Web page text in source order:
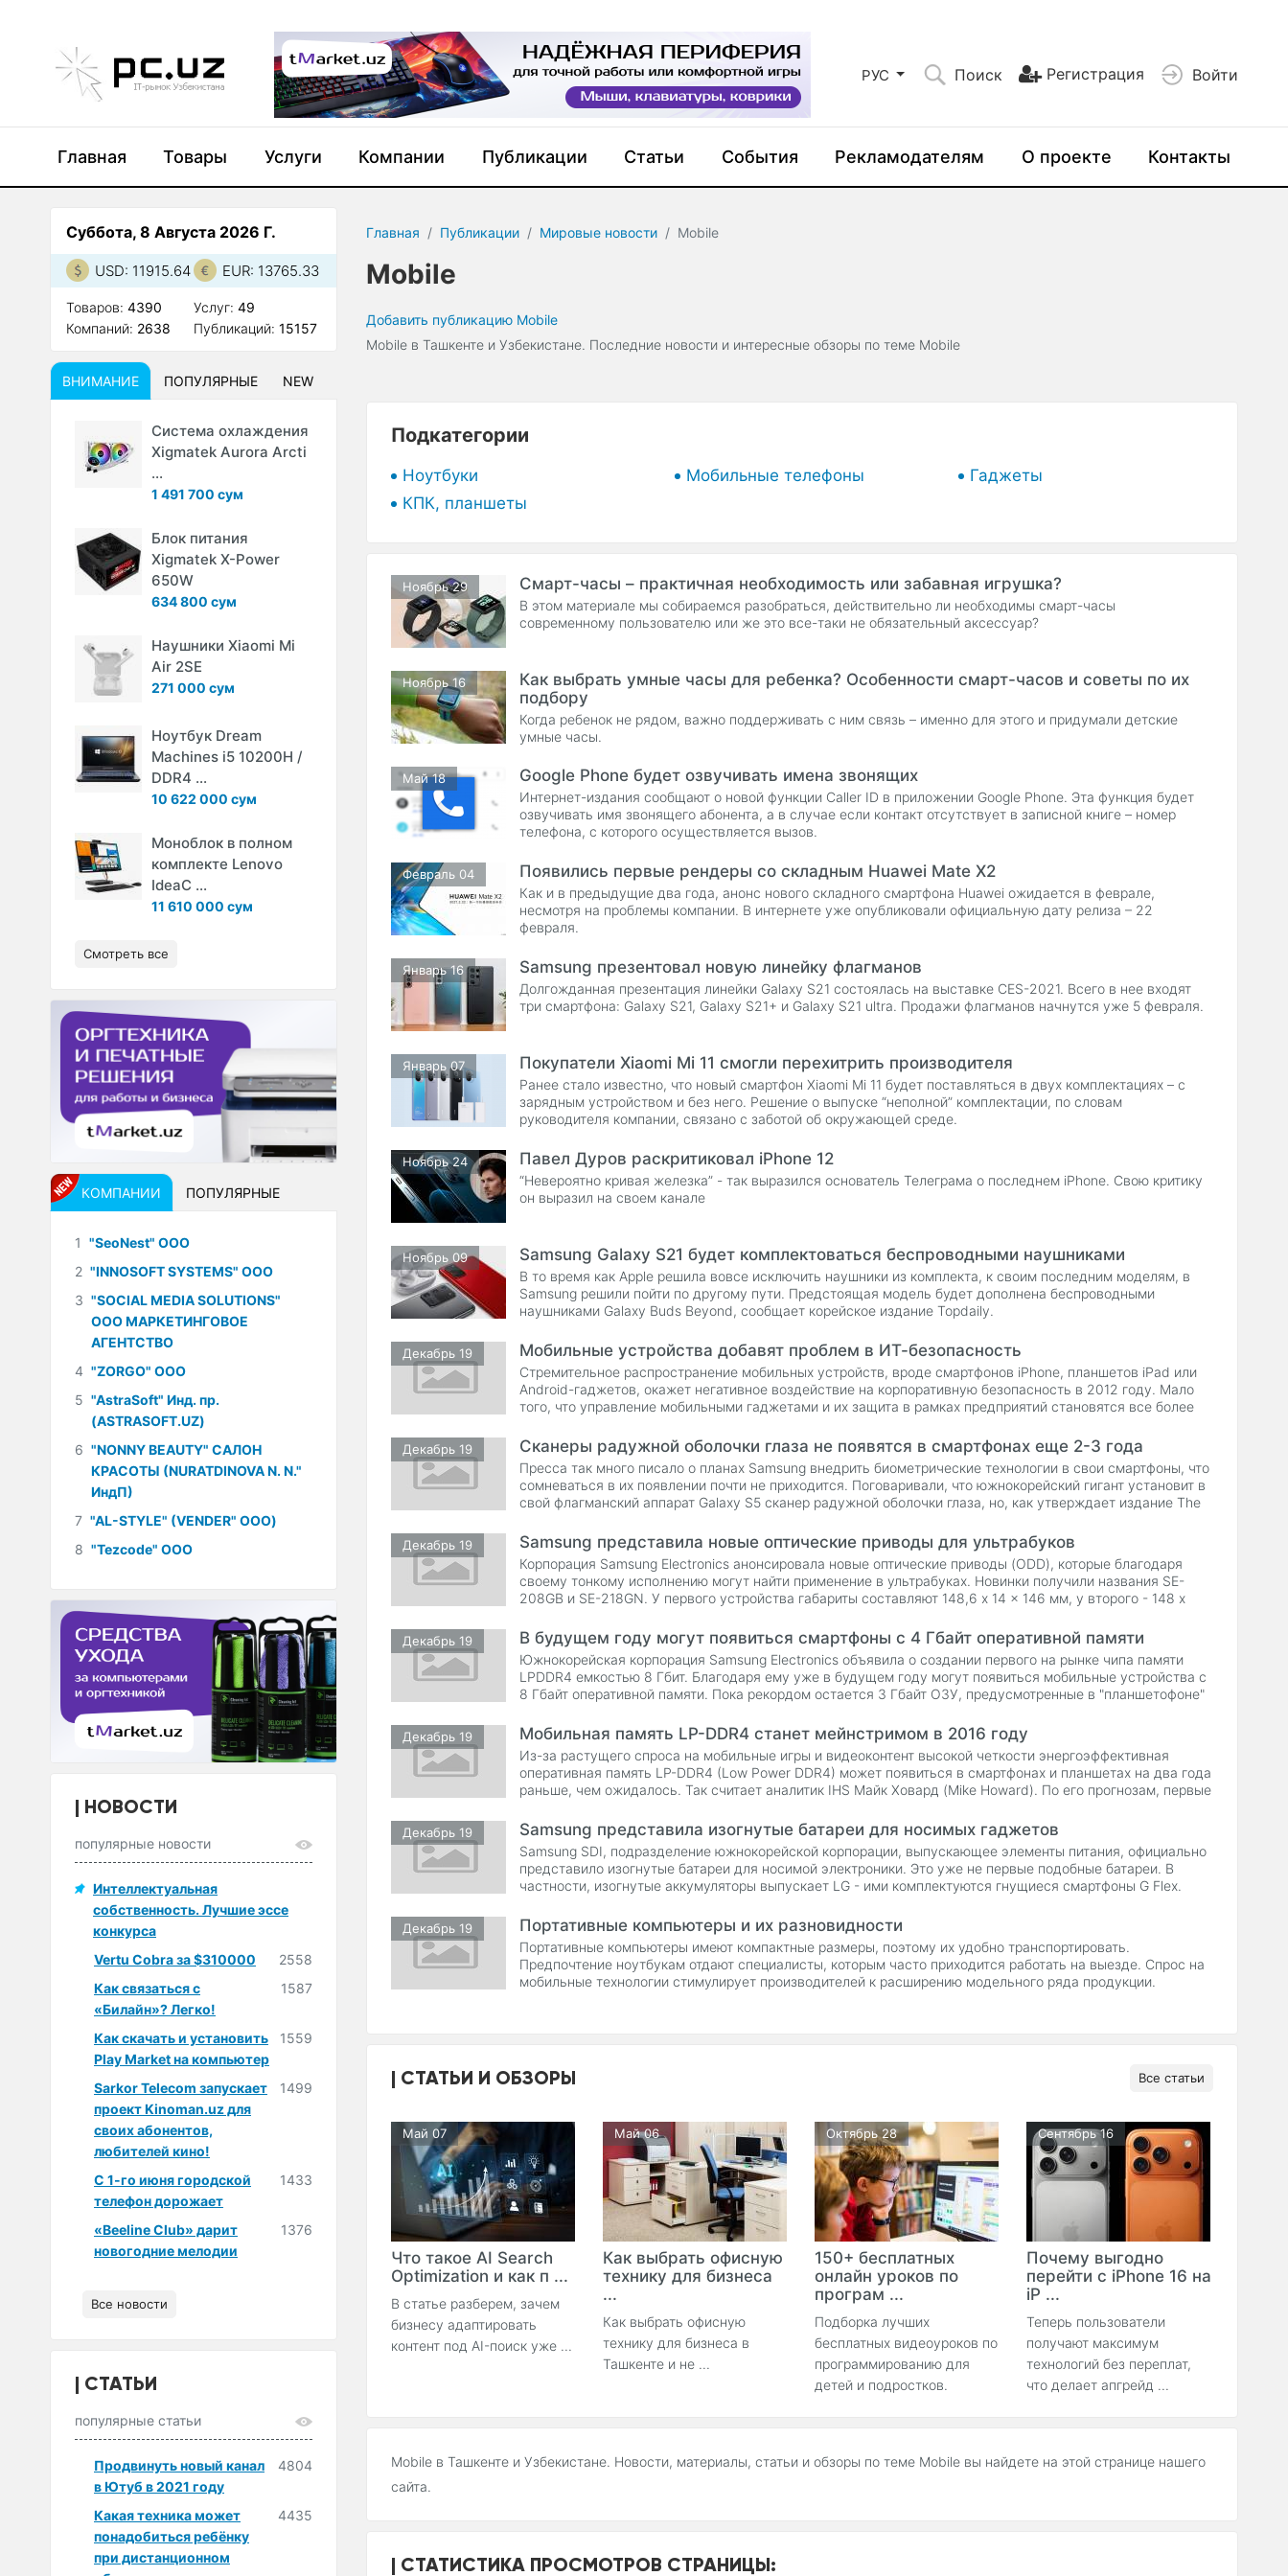
РУС Поиск Регистрация Войти
Главная Товары Услуги Компании Публикации Статьи События Рекламодателям О проекте Контакты
Главная Публикации Мировые новости Mobile
Mobile
Добавить публикацию Mobile
Mobile в Ташкенте и Узбекистане. Последние новости и интересные обзоры по теме Mobile
Подкатегории
Ноутбуки Мобильные телефоны
Гаджеты
КПК, планшеты
Ноябрь 29 Смарт-часы – практичная необходимость или забавная игрушка?
В этом материале мы собираемся разобраться, действительно ли необходимы смарт-часы
современному пользователю или же это все-таки не обязательный аксессуар?
Ноябрь 16
Как выбрать умные часы для ребенка? Особенности смарт-часов и советы по их
подбору
Когда ребенок не рядом, важно поддерживать с ним связь – именно для этого и придумали детские
умные часы.
Май 18 Google Phone будет озвучивать имена звонящих
Интернет-издания сообщают о новой функции Caller ID в приложении Google Phone. Эта функция будет
озвучивать имя звонящего абонента, а в случае если контакт отсутствует в записной книге – номер
телефона, с которого осуществляется вызов.
Февраль 04 Появились первые рендеры со складным Huawei Mate X2
Как и в предыдущие два года, анонс нового складного смартфона Huawei ожидается в феврале,
несмотря на проблемы компании. В интернете уже опубликовали официальную дату релиза – 22
февраля.
Январь 16 Samsung презентовал новую линейку флагманов
Долгожданная презентация линейки Galaxy S21 состоялась на выставке CES-2021. Всего в нее входят
три смартфона: Galaxy S21, Galaxy S21+ и Galaxy S21 ultra. Продажи флагманов начнутся уже 5 февраля.
Январь 07 Покупатели Xiaomi Mi 11 смогли перехитрить производителя
Ранее стало известно, что новый смартфон Xiaomi Mi 11 будет поставляться в двух комплектациях – с
зарядным устройством и без него. Решение о выпуске “неполной” комплектации, по словам
руководителя компании, связано с заботой об окружающей среде.
Ноябрь 24 Павел Дуров раскритиковал iPhone 12
“Невероятно кривая железка” - так выразился основатель Телеграма о последнем iPhone. Свою критику
он выразил на своем канале
Ноябрь 09 Samsung Galaxy S21 будет комплектоваться беспроводными наушниками
В то время как Apple решила вовсе исключить наушники из комплекта, к своим последним моделям, в
Samsung решили пойти по другому пути. Предстоящая модель будет дополнена беспроводными
наушниками Galaxy Buds Beyond, сообщает корейское издание Topdaily.
Декабрь 19 Мобильные устройства добавят проблем в ИТ-безопасность
Стремительное распространение мобильных устройств, вроде смартфонов iPhone, планшетов iPad или
Android-гаджетов, окажет негативное воздействие на корпоративную безопасность в 2012 году. Мало
того, что управление мобильными гаджетами и их защита в рамках предприятий становятся все более
Декабрь 19 Сканеры радужной оболочки глаза не появятся в смартфонах еще 2-3 года
Пресса так много писало о планах Samsung внедрить биометрические технологии в свои смартфоны, что
сомневаться в их появлении почти не приходится. Поговаривали, что южнокорейский гигант установит в
свой флагманский аппарат Galaxy S5 сканер радужной оболочки глаза, но, как утверждает издание The
Декабрь 19 Samsung представила новые оптические приводы для ультрабуков
Корпорация Samsung Electronics анонсировала новые оптические приводы (ODD), которые благодаря
своему тонкому исполнению могут найти применение в ультрабуках. Новинки получили названия SE-
208GB и SE-218GN. У первого устройства габариты составляют 148,6 x 14 x 146 мм, у второго - 148 x
Декабрь 19 В будущем году могут появиться смартфоны с 4 Гбайт оперативной памяти
Южнокорейская корпорация Samsung Electronics объявила о создании первого на рынке чипа памяти
LPDDR4 емкостью 8 Гбит. Благодаря ему уже в будущем году могут появиться мобильные устройства с
8 Гбайт оперативной памяти. Пока рекордом остается 3 Гбайт ОЗУ, предусмотренные в "планшетофоне"
Декабрь 19 Мобильная память LP-DDR4 станет мейнстримом в 2016 году
Из-за растущего спроса на мобильные игры и видеоконтент высокой четкости энергоэффективная
оперативная память LP-DDR4 (Low Power DDR4) может появиться в смартфонах и планшетах на два года
раньше, чем ожидалось. Так считает аналитик IHS Майк Ховард (Mike Howard). По его прогнозам, первые
Декабрь 19 Samsung представила изогнутые батареи для носимых гаджетов
Samsung SDI, подразделение южнокорейской корпорации, выпускающее элементы питания, официально
представило изогнутые батареи для носимой электроники. Это уже не первые подобные батареи. В
частности, изогнутые аккумуляторы выпускает LG - ими комплектуются гнущиеся смартфоны G Flex.
Декабрь 19 Портативные компьютеры и их разновидности
Портативные компьютеры имеют компактные размеры, поэтому их удобно транспортировать.
Предпочтение ноутбукам отдают специалисты, которым часто приходится работать на выезде. Спрос на
мобильные технологии стимулирует производителей к расширению модельного ряда продукции.
СТАТЬИ И ОБЗОРЫ Все статьи
Май 07
Что такое AI Search
Optimization и как п ...
В статье разберем, зачем
бизнесу адаптировать
контент под AI-поиск уже ...
Май 06
Как выбрать офисную
технику для бизнеса
...
Как выбрать офисную
технику для бизнеса в
Ташкенте и не ...
Октябрь 28
150+ бесплатных
онлайн уроков по
програм ...
Подборка лучших
бесплатных видеоуроков по
программированию для
детей и подростков.
Сентябрь 16
Почему выгодно
перейти с iPhone 16 на
iP ...
Теперь пользователи
получают максимум
технологий без переплат,
что делает апгрейд ...
Mobile в Ташкенте и Узбекистане. Новости, материалы, статьи и обзоры по теме Mobile вы найдете на этой странице нашего
сайта.
СТАТИСТИКА ПРОСМОТРОВ СТРАНИЦЫ:
Суббота, 8 Августа 2026 Г.
USD: 11915.64 EUR: 13765.33
Товаров: 4390
Компаний: 2638
Услуг:49
Публикаций:15157
ВНИМАНИЕ ПОПУЛЯРНЫЕ NEW
Система охлаждения
Xigmatek Aurora Arcti
...
1 491 700 сум
Блок питания
Xigmatek X-Power
650W
634 800 сум
Наушники Xiaomi Mi
Air 2SE
271 000 сум
Ноутбук Dream
Machines i5 10200H /
DDR4 ...
10 622 000 сум
Моноблок в полном
комплекте Lenovo
IdeaC ...
11 610 000 сум
Смотреть все
КОМПАНИИ ПОПУЛЯРНЫЕ
1 "SeoNest" ООО
2 "INNOSOFT SYSTEMS" ООО
3 "SOCIAL MEDIA SOLUTIONS"
ООО МАРКЕТИНГОВОЕ
АГЕНТСТВО
4 "ZORGO" ООО
5 "AstraSoft" Инд. пр.
(ASTRASOFT.UZ)
6 "NONNY BEAUTY" САЛОН
КРАСОТЫ (NURATDINOVA N. N."
ИндП)
7 "AL-STYLE" (VENDER" ООО)
8 "Tezcode" ООО
НОВОСТИ
популярные новости
Интеллектуальная
собственность. Лучшие эссе
конкурса
Vertu Cobra за $310000
2558
Как связаться с
«Билайн»? Легко!
1587
Как скачать и установить
Play Market на компьютер
1559
Sarkor Telecom запускает
проект Kinoman.uz для
своих абонентов,
любителей кино!
1499
С 1-го июня городской
телефон дорожает
1433
«Beeline Club» дарит
новогодние мелодии
1376
Все новости
СТАТЬИ
популярные статьи
Продвинуть новый канал
в Ютуб в 2021 году
4804
Какая техника может
понадобиться ребёнку
при дистанционном
4435